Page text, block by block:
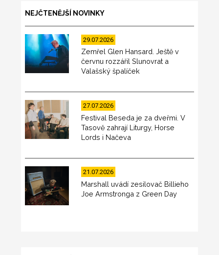
NEJČTENĚJŠÍ NOVINKY
29.07.2026
Zemřel Glen Hansard. Ještě v
červnu rozzářil Slunovrat a
Valašský špalíček
27.07.2026
Festival Beseda je za dveřmi. V
Tasově zahrají Liturgy, Horse
Lords i Načeva
21.07.2026
Marshall uvádí zesilovač Billieho
Joe Armstronga z Green Day